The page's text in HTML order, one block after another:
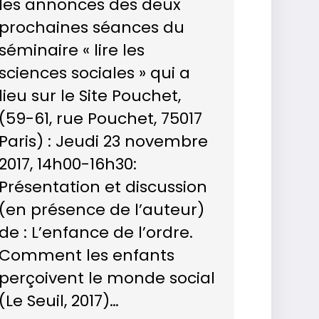
annonces des deux
séances du
« lire les
sociales » qui a
sur le Site Pouchet,
61, rue Pouchet, 75017
: Jeudi 23 novembre
14h00-16h30:
et discussion
présence de l’auteur)
: L’enfance de l’ordre.
les enfants
le monde social
Seuil, 2017)…